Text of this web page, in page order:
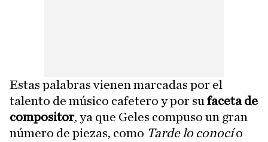
Estas palabras vienen marcadas por el
talento de músico cafetero y por su faceta de
compositor, ya que Geles compuso un gran
número de piezas, como Tarde lo conocío